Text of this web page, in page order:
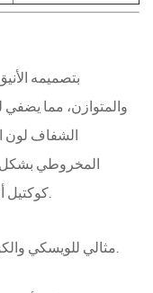
كوكتيل أولد فاشند، أو المشروبات الروحية الفاخرة.
مثالي للويسكي والكوكتيلات والمشروبات الروحية وخدمة البار.